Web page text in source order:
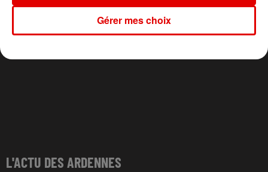
L'ACTU DES ARDENNES
Gérer mes choix